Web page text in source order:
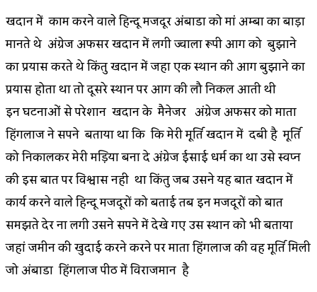
खदान में काम करने वाले हिन्दू मजदूर अंबाडा को मां अम्बा का बाड़ा
मानते थे अंग्रेज अफसर खदान में लगी ज्वाला रूपी आग को बुझाने
का प्रयास करते थे किंतु खदान में जहा एक स्थान की आग बुझाने का
प्रयास होता था तो दूसरे स्थान पर आग की लौ निकल आती थी
इन घटनाओं से परेशान खदान के मैनेजर अंग्रेज अफसर को माता
हिंगलाज ने सपने बताया था कि कि मेरी मूर्ति खदान में दबी है मूर्ति
को निकालकर मेरी मड़िया बना दे अंग्रेज ईसाई धर्म का था उसे स्वप्न
की इस बात पर विश्वास नही था किंतु जब उसने यह बात खदान में
कार्य करने वाले हिन्दू मजदूरों को बताई तब इन मजदूरों को बात
समझते देर ना लगी उसने सपने में देखे गए उस स्थान को भी बताया
जहां जमीन की खुदाई करने करने पर माता हिंगलाज की वह मूर्ति मिली
जो अंबाडा हिंगलाज पीठ में विराजमान है